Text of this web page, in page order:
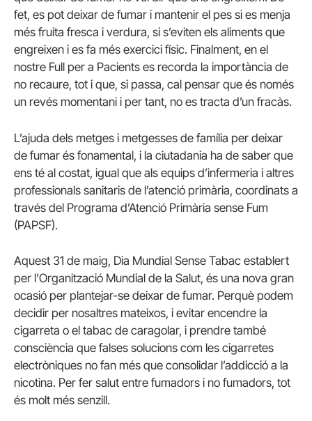
fet, es pot deixar de fumar i mantenir el pes si es menja
més fruita fresca i verdura, si s’eviten els aliments que
engreixen i es fa més exercici físic. Finalment, en el
nostre Full per a Pacients es recorda la importància de
no recaure, tot i que, si passa, cal pensar que és només
un revés momentani i per tant, no es tracta d’un fracàs.
L’ajuda dels metges i metgesses de família per deixar
de fumar és fonamental, i la ciutadania ha de saber que
ens té al costat, igual que als equips d’infermeria i altres
professionals sanitaris de l’atenció primària, coordinats a
través del Programa d’Atenció Primària sense Fum
(PAPSF).
Aquest 31 de maig, Dia Mundial Sense Tabac establert
per l’Organització Mundial de la Salut, és una nova gran
ocasió per plantejar-se deixar de fumar. Perquè podem
decidir per nosaltres mateixos, i evitar encendre la
cigarreta o el tabac de caragolar, i prendre també
consciència que falses solucions com les cigarretes
electròniques no fan més que consolidar l’addicció a la
nicotina. Per fer salut entre fumadors i no fumadors, tot
és molt més senzill.